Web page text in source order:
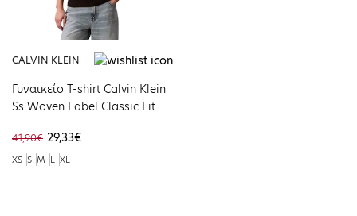
CALVIN KLEIN
Γυναικείο T-shirt Calvin Klein
Ss Woven Label Classic Fit
41,90€ 29,33€
XS S M L XL